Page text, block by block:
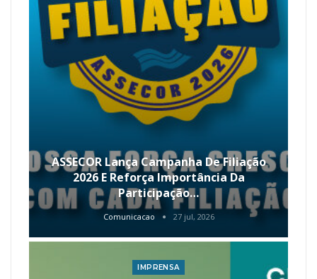
ASSECOR Lança Campanha De Filiação
2026 E Reforça Importância Da
Participação…
Comunicacao 27 jul, 2026
IMPRENSA